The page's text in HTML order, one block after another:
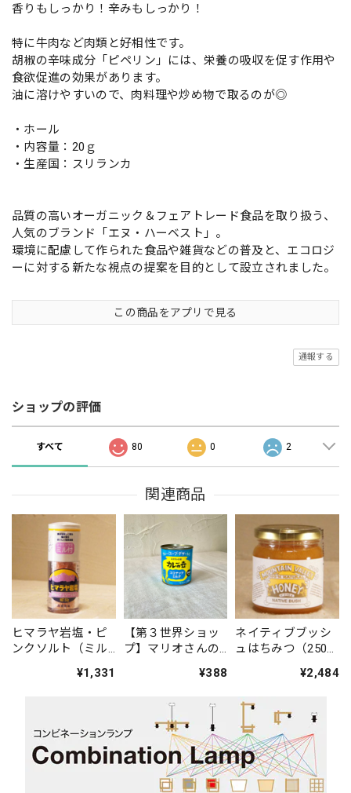
香りもしっかり！辛みもしっかり！
特に牛肉など肉類と好相性です。
胡椒の辛味成分「ピペリン」には、栄養の吸収を促す作用や
食欲促進の効果があります。
油に溶けやすいので、肉料理や炒め物で取るのが◎
・ホール
・内容量：20ｇ
・生産国：スリランカ
品質の高いオーガニック＆フェアトレード食品を取り扱う、
人気のブランド「エヌ・ハーベスト」。
環境に配慮して作られた食品や雑貨などの普及と、エコロジ
ーに対する新たな視点の提案を目的として設立されました。
この商品をアプリで見る
通報する
ショップの評価
すべて 80 0 2
関連商品
ヒマラヤ岩塩・ピ
ンクソルト（ミル
毎月初旬入荷¥1,331
【第３世界ショッ
プ】マリオさんの
¥388
ネイティブブッシ
ュはちみつ（250
¥2,484